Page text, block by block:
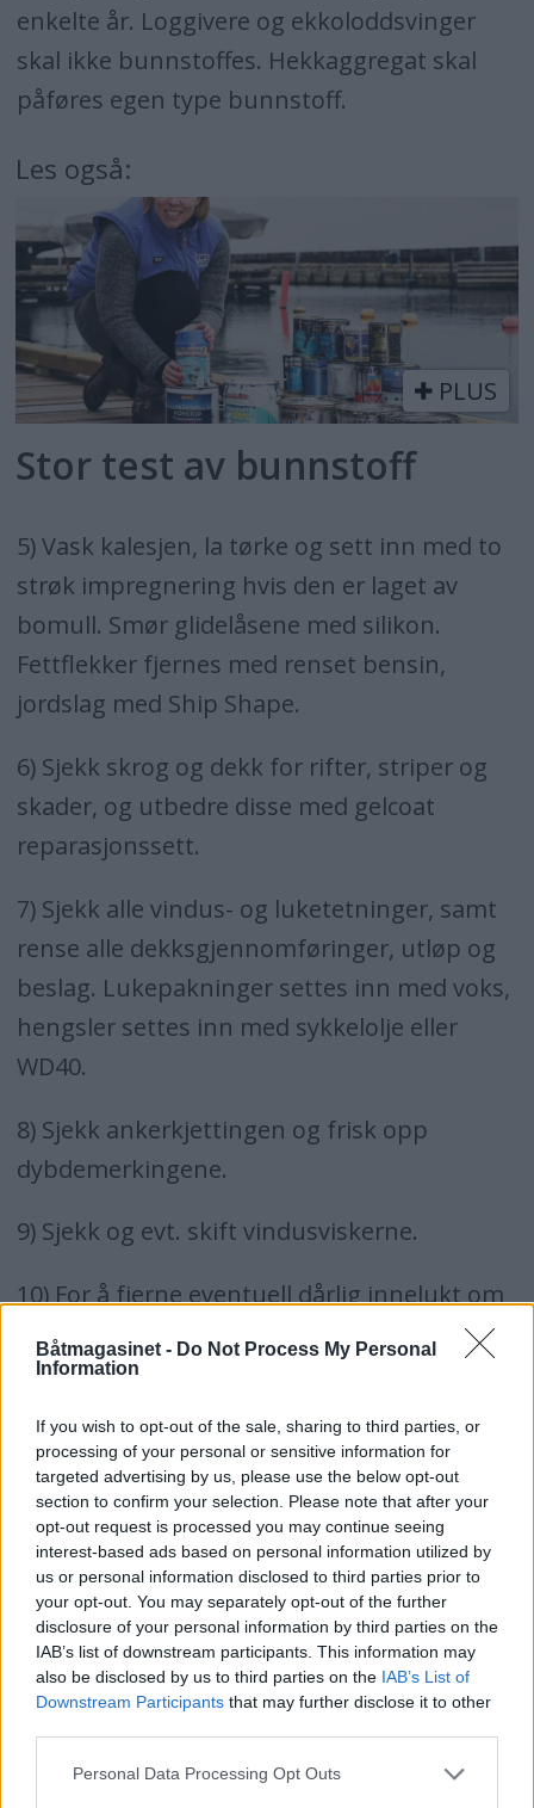
Båtmagasinet - Do Not Process My Personal
Information
If you wish to opt-out of the sale, sharing to third parties, or
processing of your personal or sensitive information for
targeted advertising by us, please use the below opt-out
section to confirm your selection. Please note that after your
opt-out request is processed you may continue seeing
interest-based ads based on personal information utilized by
us or personal information disclosed to third parties prior to
your opt-out. You may separately opt-out of the further
disclosure of your personal information by third parties on the
IAB’s list of downstream participants. This information may
also be disclosed by us to third parties on the IAB’s List of
Downstream Participants that may further disclose it to other
Personal Data Processing Opt Outs
enkelte år. Loggivere og ekkoloddsvinger
skal ikke bunnstoffes. Hekkaggregat skal
påføres egen type bunnstoff.
Les også:
PLUS
Stor test av bunnstoff
5) Vask kalesjen, la tørke og sett inn med to
strøk impregnering hvis den er laget av
bomull. Smør glidelåsene med silikon.
Fettflekker fjernes med renset bensin,
jordslag med Ship Shape.
6) Sjekk skrog og dekk for rifter, striper og
skader, og utbedre disse med gelcoat
reparasjonssett.
7) Sjekk alle vindus- og luketetninger, samt
rense alle dekksgjennomføringer, utløp og
beslag. Lukepakninger settes inn med voks,
hengsler settes inn med sykkelolje eller
WD40.
8) Sjekk ankerkjettingen og frisk opp
dybdemerkingene.
9) Sjekk og evt. skift vindusviskerne.
10) For å fjerne eventuell dårlig innelukt om
bord, kan du helle eddik i en åpen boks og la
stå noen dager, eller du kan koke
einebærbusker og la stå i en bøtte over tid.
Innvendig
1) Vask, støvsug og/eller tørk tak, vegger,
skott, ventiler og vinduer.
2) Rengjør inne i skap, skuffer, hyller,
kjøleboks etc.
3) Gardiner, dyner og andre tekstiler vaskes i
ferskvann for å få bort saltet. Sett putene